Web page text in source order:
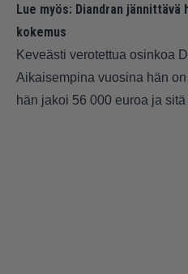
Lue myös: Diandran
kokemus
Keveästi verotettua osinkoa
Aikaisempina vuosina hän
hän jakoi 56 000 euroa ja